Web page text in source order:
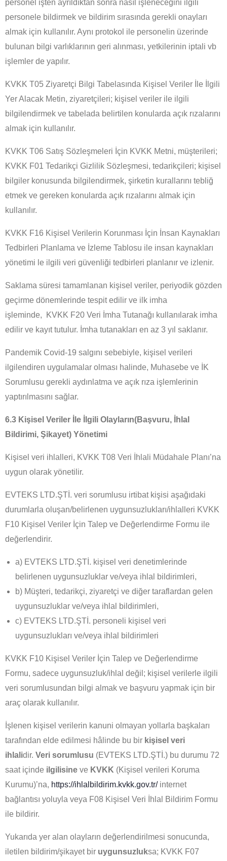
personel işten ayrıldıktan sonra nasıl işleneceğini ilgili
personele bildirmek ve bildirim sırasında gerekli onayları
almak için kullanılır. Aynı protokol ile personelin üzerinde
bulunan bilgi varlıklarının geri alınması, yetkilerinin iptali vb
işlemler de yapılır.
KVKK T05 Ziyaretçi Bilgi Tabelasında Kişisel Veriler İle İlgili
Yer Alacak Metin, ziyaretçileri; kişisel veriler ile ilgili
bilgilendirmek ve tabelada belirtilen konularda açık rızalarını
almak için kullanılır.
KVKK T06 Satış Sözleşmeleri İçin KVKK Metni, müşterileri;
KVKK F01 Tedarikçi Gizlilik Sözleşmesi, tedarikçileri; kişisel
bilgiler konusunda bilgilendirmek, şirketin kurallarını tebliğ
etmek ve gereken konularda açık rızalarını almak için
kullanılır.
KVKK F16 Kişisel Verilerin Korunması İçin İnsan Kaynakları
Tedbirleri Planlama ve İzleme Tablosu ile insan kaynakları
yönetimi le ilgili veri güvenliği tedbirleri planlanır ve izlenir.
Saklama süresi tamamlanan kişisel veriler, periyodik gözden
geçirme dönemlerinde tespit edilir ve ilk imha
işleminde,
KVKK F20 Veri İmha Tutanağı kullanılarak imha
edilir ve kayıt tutulur. İmha tutanakları en az 3 yıl saklanır.
Pandemik Covid-19 salgını sebebiyle, kişisel verileri
ilgilendiren uygulamalar olması halinde, Muhasebe ve İK
Sorumlusu gerekli aydınlatma ve açık rıza işlemlerinin
yaptırılmasını sağlar.
6.3 Kişisel Veriler İle İlgili Olayların(Başvuru, İhlal
Bildirimi, Şikayet) Yönetimi
Kişisel veri ihlalleri, KVKK T08 Veri İhlali Müdahale Planı’na
uygun olarak yönetilir.
EVTEKS LTD.ŞTİ. veri sorumlusu irtibat kişisi aşağıdaki
durumlarla oluşan/belirlenen uygunsuzlukları/ihlalleri KVKK
F10 Kişisel Veriler İçin Talep ve Değerlendirme Formu ile
değerlendirir.
a) EVTEKS LTD.ŞTİ. kişisel veri denetimlerinde
belirlenen uygunsuzluklar ve/veya ihlal bildirimleri,
b) Müşteri, tedarikçi, ziyaretçi ve diğer taraflardan gelen
uygunsuzluklar ve/veya ihlal bildirimleri,
c) EVTEKS LTD.ŞTİ. personeli kişisel veri
uygunsuzlukları ve/veya ihlal bildirimleri
KVKK F10 Kişisel Veriler İçin Talep ve Değerlendirme
Formu, sadece uygunsuzluk/ihlal değil; kişisel verilerle ilgili
veri sorumlusundan bilgi almak ve başvuru yapmak için bir
araç olarak kullanılır.
İşlenen kişisel verilerin kanuni olmayan yollarla başkaları
tarafından elde edilmesi hâlinde bu bir kişisel veri
ihlalidir. Veri sorumlusu (EVTEKS LTD.ŞTİ.) bu durumu 72
saatiçinde ilgilisine ve KVKK (Kişisel verileri Koruma
Kurumu)’na, https://ihlalbildirim.kvkk.gov.tr/internet
bağlantısı yoluyla veya F08 Kişisel Veri İhlal Bildirim Formu
ile bildirir.
Yukarıda yer alan olayların değerlendirilmesi sonucunda,
iletilen bildirim/şikayet bir uygunsuzluksa; KVKK F07